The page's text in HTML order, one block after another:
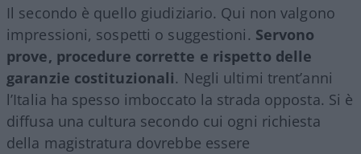
Il secondo è quello giudiziario. Qui non valgono
impressioni, sospetti o suggestioni. Servono
prove, procedure corrette e rispetto delle
garanzie costituzionali. Negli ultimi trent’anni
l’Italia ha spesso imboccato la strada opposta. Si è
diffusa una cultura secondo cui ogni richiesta
della magistratura dovrebbe essere